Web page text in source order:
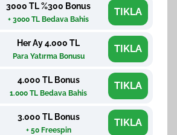
3000 TL %300 Bonus
+ 3000 TL Bedava Bahis
TIKLA
Her Ay 4.000 TL
Para Yatırma Bonusu
TIKLA
4.000 TL Bonus
1.000 TL Bedava Bahis
TIKLA
3.000 TL Bonus
+ 50 Freespin
TIKLA